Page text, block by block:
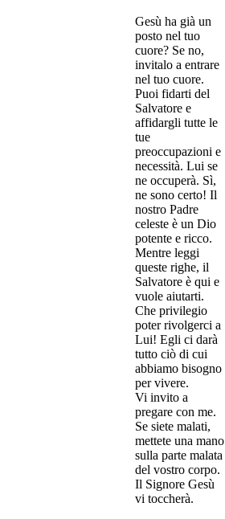
Gesù ha già un
posto nel tuo
cuore? Se no,
invitalo a entrare
nel tuo cuore.
Puoi fidarti del
Salvatore e
affidargli tutte le
tue
preoccupazioni e
necessità. Lui se
ne occuperà. Sì,
ne sono certo! Il
nostro Padre
celeste è un Dio
potente e ricco.
Mentre leggi
queste righe, il
Salvatore è qui e
vuole aiutarti.
Che privilegio
poter rivolgerci a
Lui! Egli ci darà
tutto ciò di cui
abbiamo bisogno
per vivere.
Vi invito a
pregare con me.
Se siete malati,
mettete una mano
sulla parte malata
del vostro corpo.
Il Signore Gesù
vi toccherà.